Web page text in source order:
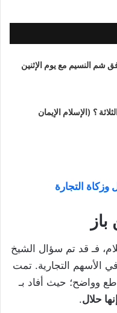
شم النسيم مع يوم الإثنين
؟ (الإسلام الإيمان
وزكاة التجارة
فـ قد تم سؤال الشيخ
الأسهم التجارية. تمت
وواضح؛ حيث أفاد بـ
حلال.